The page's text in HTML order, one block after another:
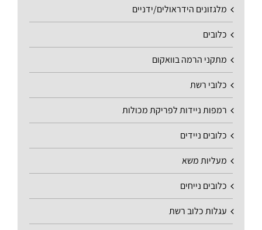
מלגזונים הידראולים/ידניים
כלובים
מתקני הרמה בוואקום
כלובי רשת
רמפות ניידות לפריקת מכולות
כלובים ניידים
מעליות משא
כלובים נייחים
עגלות כלוב רשת